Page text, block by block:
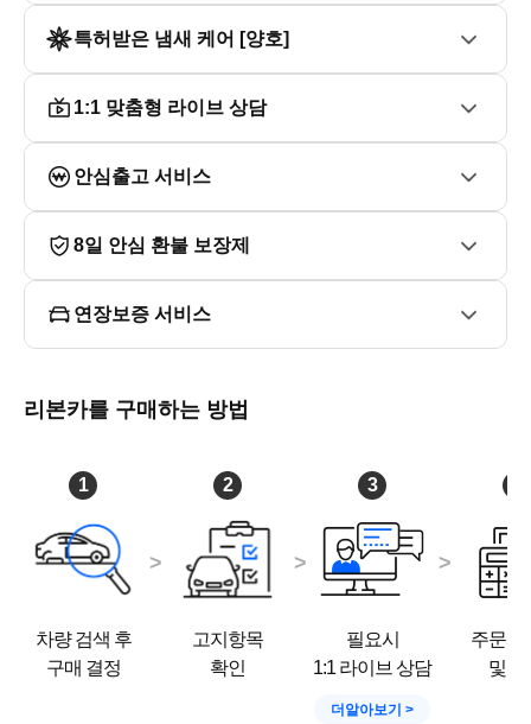
특허받은 냄새 케어 [양호]
1:1 맞춤형 라이브 상담
안심출고 서비스
8일 안심 환불 보장제
연장보증 서비스
리본카를 구매하는 방법
1
차량 검색 후
구매 결정
2
고지항목
확인
3
필요시
1:1 라이브 상담
더알아보기
주문서
및